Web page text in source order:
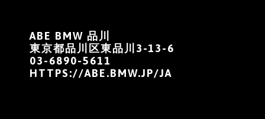
ABE BMW 品川
東京都品川区東品川3-13-6
03-6890-5611
HTTPS://ABE.BMW.JP/JA